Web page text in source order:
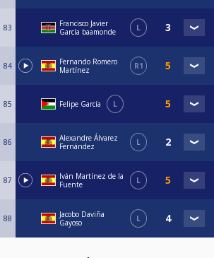
83
Francisco Javier
García baamonde
L
84
Fernando Romero
Martínez
R1
85 Felipe García L
86
Alexandre Álvarez
Fernández
L
87
Iván Martínez de la
Fuente
L
88
Jacobo Daviña
Gayoso
L